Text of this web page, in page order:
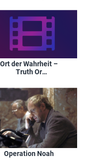
Ort der Wahrheit –
Truth Or
Operation Noah